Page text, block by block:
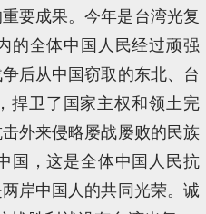
要成果。今年是台湾光复
的全体中国人民经过顽强
后从中国窃取的东北、台
捍卫了国家主权和领土完
外来侵略屡战屡败的民族
国，这是全体中国人民抗
岸中国人的共同光荣。诚